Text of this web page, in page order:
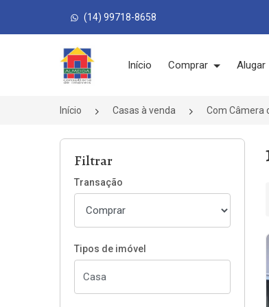
(14) 99718-8658
Página inicial
Início Comprar Alugar
Início Casas à venda Com Câmera
Filtrar
Transação
Tipos de imóvel